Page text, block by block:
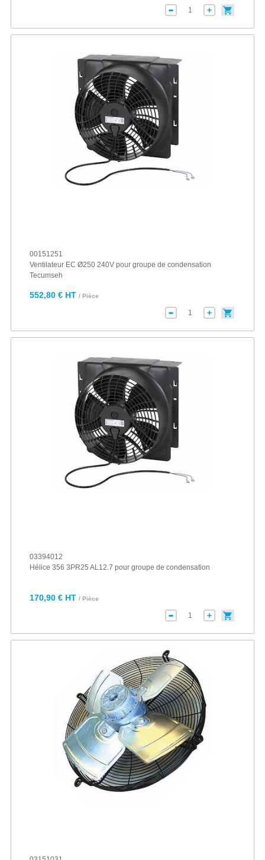
00151251
Ventilateur EC Ø250 240V pour groupe de condensation
Tecumseh
552,80 € HT / Pièce
03394012
Hélice 356 3PR25 AL12.7 pour groupe de condensation
170,90 € HT / Pièce